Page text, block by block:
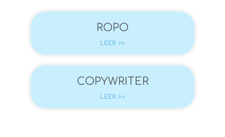
ROPO
LEER >>
COPYWRITER
LEER >>